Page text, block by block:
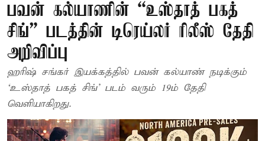
பவன் கல்யாணின் “உஸ்தாத் பகத்
சிங்” படத்தின் டிரெய்லர் ரிலீஸ் தேதி
அறிவிப்பு
ஹரிஷ் சங்கர் இயக்கத்தில் பவன் கல்யாண் நடிக்கும்
‘உஸ்தாத் பகத் சிங்’ படம் வரும் 19ம் தேதி
வெளியாகிறது.